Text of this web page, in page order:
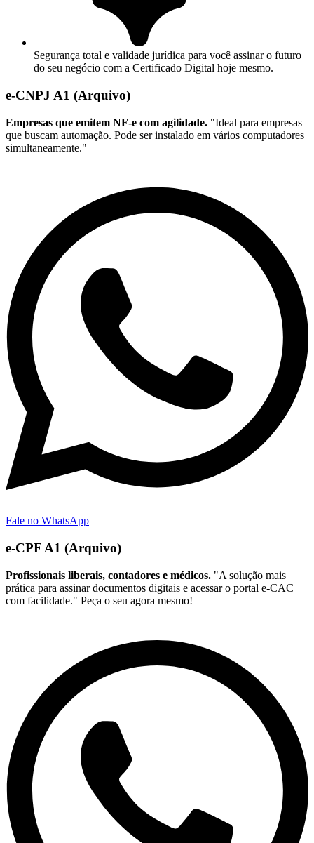
Segurança total e validade jurídica para você assinar o futuro
do seu negócio com a Certificado Digital hoje mesmo.
e-CNPJ A1 (Arquivo)
Empresas que emitem NF-e com agilidade. "Ideal para empresas
que buscam automação. Pode ser instalado em vários computadores
simultaneamente."
Fale no WhatsApp
e-CPF A1 (Arquivo)
Profissionais liberais, contadores e médicos. "A solução mais
prática para assinar documentos digitais e acessar o portal e-CAC
com facilidade." Peça o seu agora mesmo!